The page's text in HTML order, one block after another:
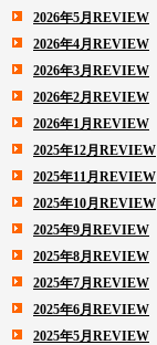
2026年5月REVIEW
2026年4月REVIEW
2026年3月REVIEW
2026年2月REVIEW
2026年1月REVIEW
2025年12月REVIEW
2025年11月REVIEW
2025年10月REVIEW
2025年9月REVIEW
2025年8月REVIEW
2025年7月REVIEW
2025年6月REVIEW
2025年5月REVIEW